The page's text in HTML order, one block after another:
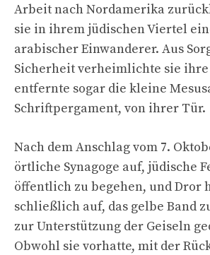
Arbeit nach Nordamerika
sie in ihrem jüdischen Viertel
arabischer Einwanderer. Aus
Sicherheit verheimlichte sie
entfernte sogar die kleine
Schriftpergament, von ihrer Tür.
Nach dem Anschlag vom 7.
örtliche Synagoge auf, jüdische
öffentlich zu begehen, und Dror
schließlich auf, das gelbe Band
zur Unterstützung der Geiseln
Obwohl sie vorhatte, mit der